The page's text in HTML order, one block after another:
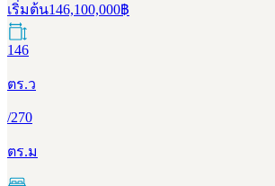
เริ่มต้น146,100,000฿
146
ตร.ว
/270
ตร.ม